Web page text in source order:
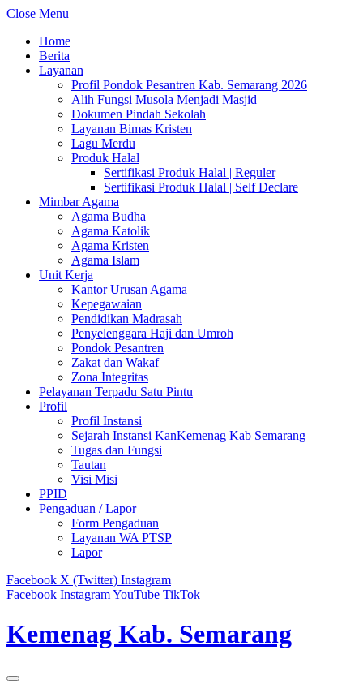
Close Menu
Home
Berita
Layanan
Profil Pondok Pesantren Kab. Semarang 2026
Alih Fungsi Musola Menjadi Masjid
Dokumen Pindah Sekolah
Layanan Bimas Kristen
Lagu Merdu
Produk Halal
Sertifikasi Produk Halal | Reguler
Sertifikasi Produk Halal | Self Declare
Mimbar Agama
Agama Budha
Agama Katolik
Agama Kristen
Agama Islam
Unit Kerja
Kantor Urusan Agama
Kepegawaian
Pendidikan Madrasah
Penyelenggara Haji dan Umroh
Pondok Pesantren
Zakat dan Wakaf
Zona Integritas
Pelayanan Terpadu Satu Pintu
Profil
Profil Instansi
Sejarah Instansi KanKemenag Kab Semarang
Tugas dan Fungsi
Tautan
Visi Misi
PPID
Pengaduan / Lapor
Form Pengaduan
Layanan WA PTSP
Lapor
Facebook X (Twitter) Instagram
Facebook InstagramYouTube TikTok
Kemenag Kab. Semarang